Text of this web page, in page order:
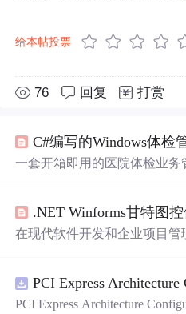
给本帖投票
76 回复 打赏
一套开箱即用的医院体检业务
格式报表模板渲染，内置
交互窗体提升操作反馈。提供
xsc/.xss文件），配合Config.cs
装常用
在现代软件开发和企业项目管
功能强大，但在可视化表达
限。这正是GanttChart项目
PCI Express Architecture